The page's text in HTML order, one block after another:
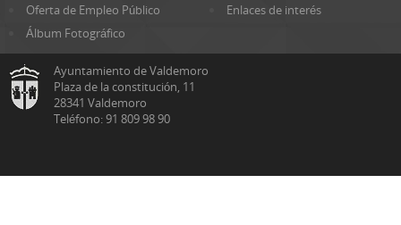
Oferta de Empleo Público
Enlaces de interés
Álbum Fotográfico
Ayuntamiento de Valdemoro
Plaza de la constitución, 11
28341 Valdemoro
Teléfono: 91 809 98 90